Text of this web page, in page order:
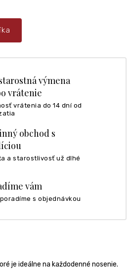
výmena
vrátenie
vrátenia do 14 dní od
obchod s
a starostlivosť už dlhé
vám
s objednávkou
je ideálne na každodenné nosenie.